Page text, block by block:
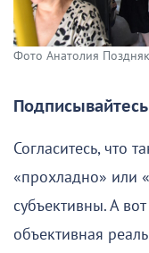
Фото Анатолия
Согласитесь, что
«прохладно» или
субъективны. А
объективная